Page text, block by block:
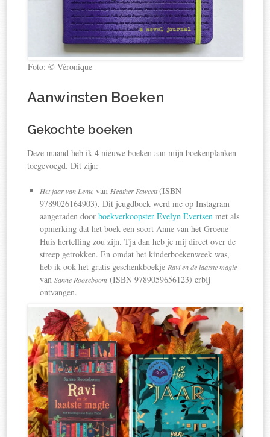
Foto: © Véronique
Aanwinsten Boeken
Gekochte boeken
Deze maand heb ik 4 nieuwe boeken aan mijn boekenplanken
toegevoegd. Dit zijn:
Het jaar van Lente van Heather Fawcett(ISBN
9789026164903). Dit jeugdboek werd me op Instagram
aangeraden doorboekverkoopster Evelyn Evertsen met als
opmerking dat het boek een soort Anne van het Groene
Huis hertelling zou zijn. Tja dan heb je mij direct over de
streep getrokken. En omdat het kinderboekenweek was,
heb ik ook het gratis geschenkboekje Ravi en de laatste magie
vanSanne Rooseboom (ISBN 9789059656123) erbij
ontvangen.